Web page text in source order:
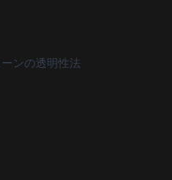
ンの透明性法